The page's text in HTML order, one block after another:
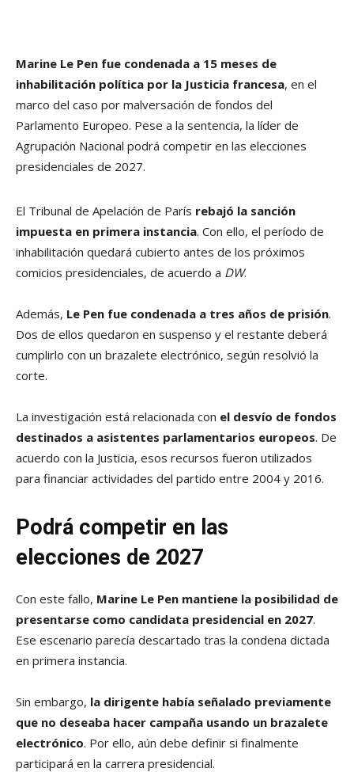
Marine Le Pen fue condenada a 15 meses de
inhabilitación política por la Justicia francesa, en el
marco del caso por malversación de fondos del
Parlamento Europeo. Pese a la sentencia, la líder de
Agrupación Nacional podrá competir en las elecciones
presidenciales de 2027.
El Tribunal de Apelación de París rebajó la sanción
impuesta en primera instancia. Con ello, el período de
inhabilitación quedará cubierto antes de los próximos
comicios presidenciales, de acuerdo a DW.
Además, Le Pen fue condenada a tres años de prisión.
Dos de ellos quedaron en suspenso y el restante deberá
cumplirlo con un brazalete electrónico, según resolvió la
corte.
La investigación está relacionada con el desvío de fondos
destinados a asistentes parlamentarios europeos. De
acuerdo con la Justicia, esos recursos fueron utilizados
para financiar actividades del partido entre 2004 y 2016.
Podrá competir en las
elecciones de 2027
Con este fallo, Marine Le Pen mantiene la posibilidad de
presentarse como candidata presidencial en 2027.
Ese escenario parecía descartado tras la condena dictada
en primera instancia.
Sin embargo, la dirigente había señalado previamente
que no deseaba hacer campaña usando un brazalete
electrónico. Por ello, aún debe definir si finalmente
participará en la carrera presidencial.